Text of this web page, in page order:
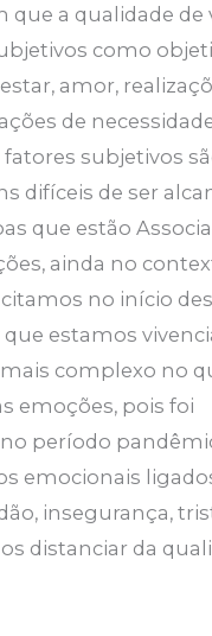
que a qualidade de
como
amor,
de
fatores subjetivos
difíceis de ser
que estão
ainda no
no início
estamos
complexo no
emoções, pois foi
período
emocionais
insegurança,
distanciar da